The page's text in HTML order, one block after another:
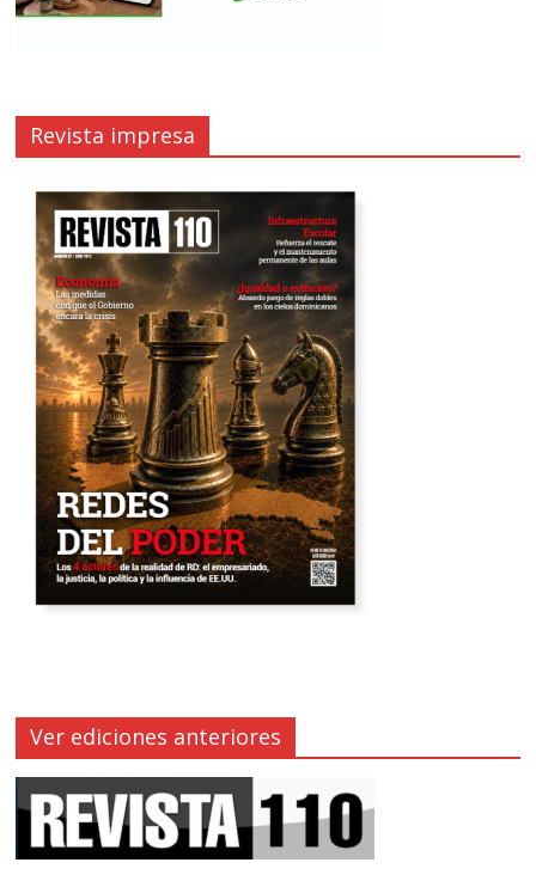
Revista impresa
Ver ediciones anteriores